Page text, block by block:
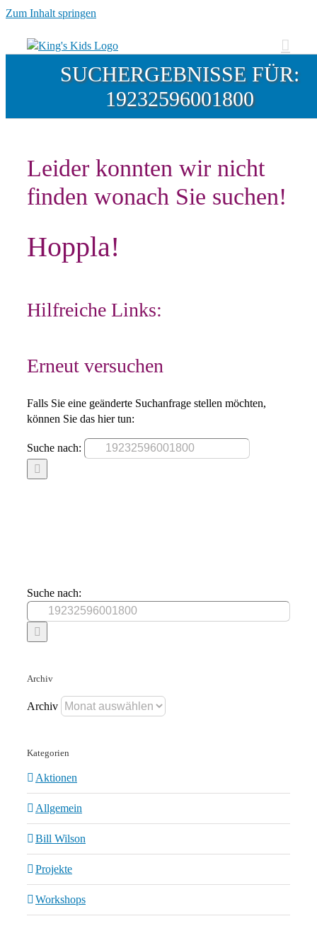
Zum Inhalt springen
SUCHERGEBNISSE FÜR:
19232596001800
Leider konnten wir nicht
finden wonach Sie suchen!
Hoppla!
Hilfreiche Links:
Erneut versuchen
Falls Sie eine geänderte Suchanfrage stellen möchten,
können Sie das hier tun:
Suche nach:
Suche nach:
Archiv
Archiv
Kategorien
Aktionen
Allgemein
Bill Wilson
Projekte
Workshops